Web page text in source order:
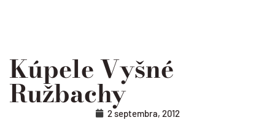
Kúpele Vyšné
Ružbachy
2 septembra, 2012